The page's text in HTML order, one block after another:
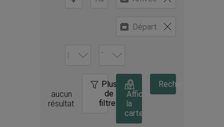
aucun
résultat
Plus
de
filtres
0
Afficher
la
carte
Rechercher